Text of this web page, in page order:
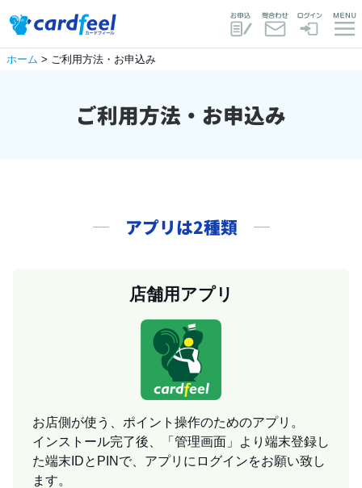
ホーム > ご利用方法・お申込み
ご利用方法・お申込み
アプリは2種類
店舗用アプリ
お店側が使う、ポイント操作のためのアプリ。
インストール完了後、「管理画面」より端末登録し
た端末IDとPINで、アプリにログインをお願い致し
ます。